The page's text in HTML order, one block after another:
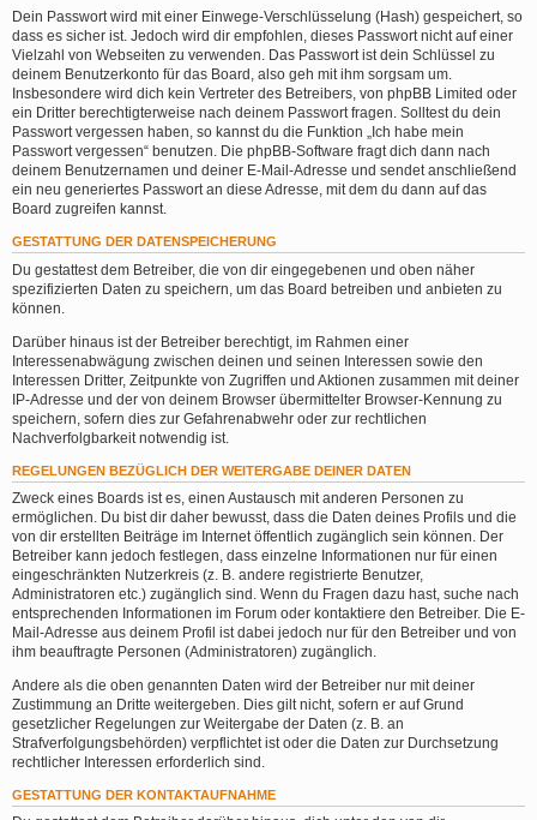
Dein Passwort wird mit einer Einwege-Verschlüsselung (Hash) gespeichert, so
dass es sicher ist. Jedoch wird dir empfohlen, dieses Passwort nicht auf einer
Vielzahl von Webseiten zu verwenden. Das Passwort ist dein Schlüssel zu
deinem Benutzerkonto für das Board, also geh mit ihm sorgsam um.
Insbesondere wird dich kein Vertreter des Betreibers, von phpBB Limited oder
ein Dritter berechtigterweise nach deinem Passwort fragen. Solltest du dein
Passwort vergessen haben, so kannst du die Funktion „Ich habe mein
Passwort vergessen“ benutzen. Die phpBB-Software fragt dich dann nach
deinem Benutzernamen und deiner E-Mail-Adresse und sendet anschließend
ein neu generiertes Passwort an diese Adresse, mit dem du dann auf das
Board zugreifen kannst.
GESTATTUNG DER DATENSPEICHERUNG
Du gestattest dem Betreiber, die von dir eingegebenen und oben näher
spezifizierten Daten zu speichern, um das Board betreiben und anbieten zu
können.
Darüber hinaus ist der Betreiber berechtigt, im Rahmen einer
Interessenabwägung zwischen deinen und seinen Interessen sowie den
Interessen Dritter, Zeitpunkte von Zugriffen und Aktionen zusammen mit deiner
IP-Adresse und der von deinem Browser übermittelter Browser-Kennung zu
speichern, sofern dies zur Gefahrenabwehr oder zur rechtlichen
Nachverfolgbarkeit notwendig ist.
REGELUNGEN BEZÜGLICH DER WEITERGABE DEINER DATEN
Zweck eines Boards ist es, einen Austausch mit anderen Personen zu
ermöglichen. Du bist dir daher bewusst, dass die Daten deines Profils und die
von dir erstellten Beiträge im Internet öffentlich zugänglich sein können. Der
Betreiber kann jedoch festlegen, dass einzelne Informationen nur für einen
eingeschränkten Nutzerkreis (z. B. andere registrierte Benutzer,
Administratoren etc.) zugänglich sind. Wenn du Fragen dazu hast, suche nach
entsprechenden Informationen im Forum oder kontaktiere den Betreiber. Die E-
Mail-Adresse aus deinem Profil ist dabei jedoch nur für den Betreiber und von
ihm beauftragte Personen (Administratoren) zugänglich.
Andere als die oben genannten Daten wird der Betreiber nur mit deiner
Zustimmung an Dritte weitergeben. Dies gilt nicht, sofern er auf Grund
gesetzlicher Regelungen zur Weitergabe der Daten (z. B. an
Strafverfolgungsbehörden) verpflichtet ist oder die Daten zur Durchsetzung
rechtlicher Interessen erforderlich sind.
GESTATTUNG DER KONTAKTAUFNAHME